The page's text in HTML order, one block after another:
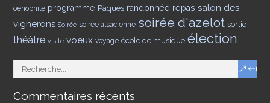
oenophile programme Pâques randonnée repas salon des
vignerons Soirée soirée alsacienne soirée d'azelot sortie
théâtre visite voeux voyage école de musique élection
Commentaires récents